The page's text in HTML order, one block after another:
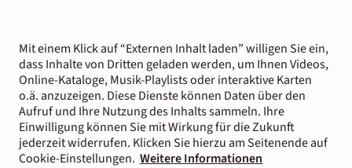
Mit einem Klick auf “Externen Inhalt laden” willigen Sie ein,
dass Inhalte von Dritten geladen werden, um Ihnen Videos,
Online-Kataloge, Musik-Playlists oder interaktive Karten
o.ä. anzuzeigen. Diese Dienste können Daten über den
Aufruf und Ihre Nutzung des Inhalts sammeln. Ihre
Einwilligung können Sie mit Wirkung für die Zukunft
jederzeit widerrufen. Klicken Sie hierzu am Seitenende auf
Cookie-Einstellungen. Weitere Informationen